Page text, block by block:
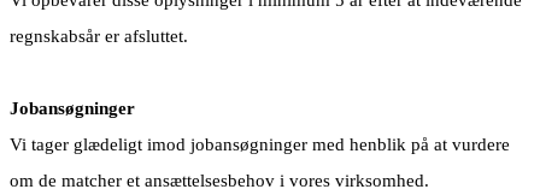
regnskabsår er afsluttet.
Jobansøgninger
Vi tager glædeligt imod jobansøgninger med henblik på at vurdere
om de matcher et ansættelsesbehov i vores virksomhed.